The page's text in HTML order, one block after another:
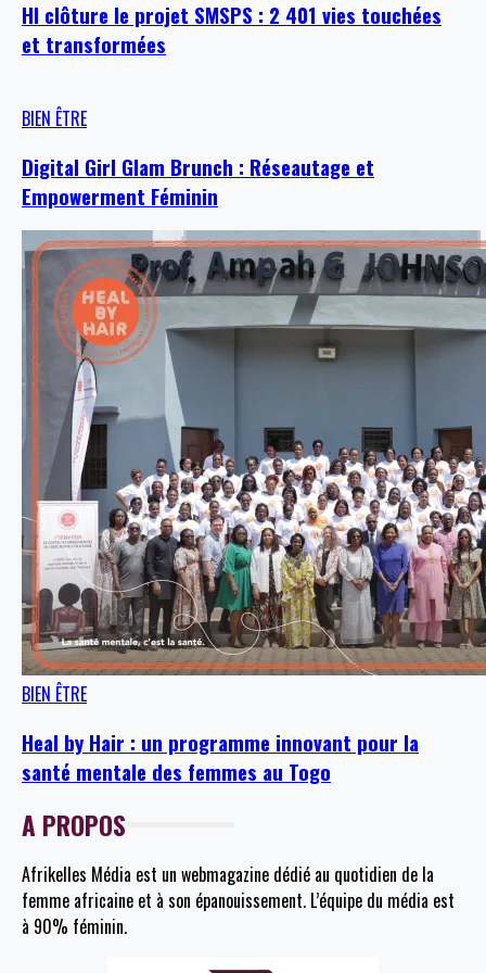
HI clôture le projet SMSPS : 2 401 vies touchées
et transformées
BIEN ÊTRE
Digital Girl Glam Brunch : Réseautage et
Empowerment Féminin
BIEN ÊTRE
Heal by Hair : un programme innovant pour la
santé mentale des femmes au Togo
A PROPOS
Afrikelles Média est un webmagazine dédié au quotidien de la
femme africaine et à son épanouissement. L’équipe du média est
à 90% féminin.